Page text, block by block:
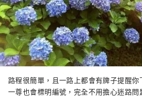
路程很簡單，且一路上都會有牌子提醒
一尊也會標明編號，完全不用擔心迷路